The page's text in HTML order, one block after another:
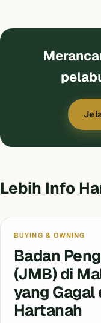
Lebih Info
BUYING & OWNING
Badan
(JMB) di
yang
Hartanah